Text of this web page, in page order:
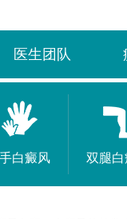
医生团队
白癜风 双腿